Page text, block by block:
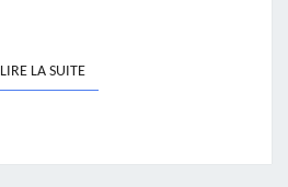
LIRE LA SUITELIRE LA SUITE